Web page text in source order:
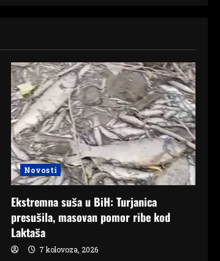
Novosti
Ekstremna suša u BiH: Turjanica
presušila, masovan pomor ribe kod
Laktaša
7 kolovoza, 2026